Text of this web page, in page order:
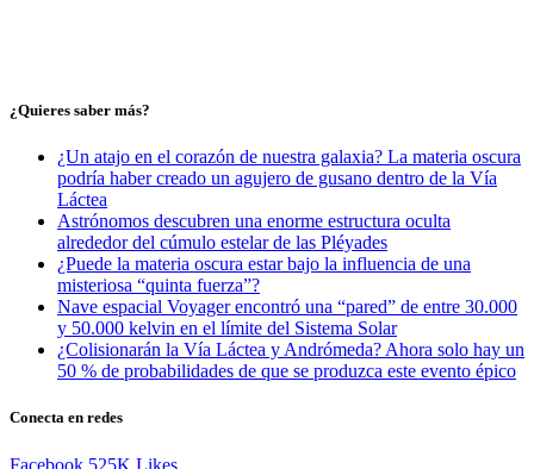
¿Quieres saber más?
¿Un atajo en el corazón de nuestra galaxia? La materia oscura
podría haber creado un agujero de gusano dentro de la Vía
Láctea
Astrónomos descubren una enorme estructura oculta
alrededor del cúmulo estelar de las Pléyades
¿Puede la materia oscura estar bajo la influencia de una
misteriosa “quinta fuerza”?
Nave espacial Voyager encontró una “pared” de entre 30.000
y 50.000 kelvin en el límite del Sistema Solar
¿Colisionarán la Vía Láctea y Andrómeda? Ahora solo hay un
50 % de probabilidades de que se produzca este evento épico
Conecta en redes
Facebook 525K Likes